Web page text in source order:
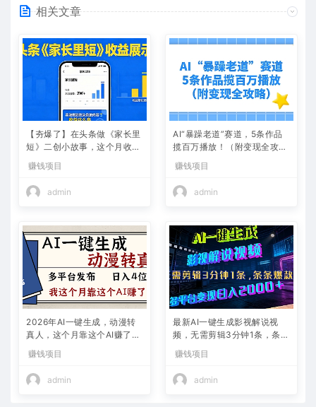
相关文章
【夯爆了】在头条做《家长里
短》二创小故事，这个月收益
2w+
赚钱项目
admin
AI“暴躁老道”赛道，5条作品
揽百万播放！（附变现全攻
略）
赚钱项目
admin
2026年AI一键生成，动漫转
真人，这个月靠这个AI赚了2
赚钱项目
admin
最新AI一键生成影视解说视
频，无需剪辑3分钟1条，条条
+
赚钱项目
admin